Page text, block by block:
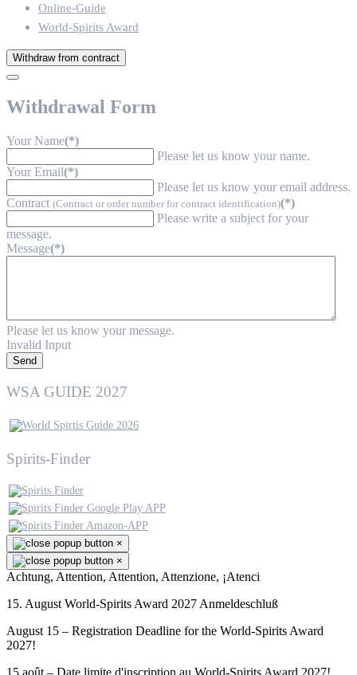
Online-Guide
World-Spirits Award
Withdraw from contract
Withdrawal Form
Your Name(*)
Please let us know your name.
Your Email(*)
Please let us know your email address.
Contract (Contract or order number for contract identification)(*)
Please write a subject for your
message.
Message(*)
Please let us know your message.
Invalid Input
Send
WSA GUIDE 2027
Spirits-Finder
×
×
Achtung, Attention, Attention, Attenzione, ¡Atenci
15. August World-Spirits Award 2027 Anmeldeschluß
August 15 – Registration Deadline for the World-Spirits Award
2027!